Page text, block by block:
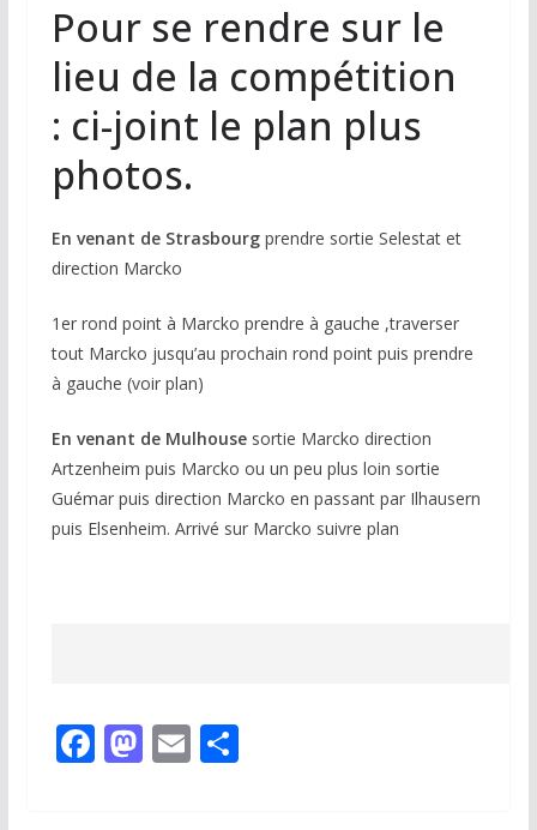
Pour se rendre sur le
lieu de la compétition
: ci-joint le plan plus
photos.
En venant de Strasbourgprendre sortie Selestat et
direction Marcko
1er rond point à Marcko prendre à gauche ,traverser
tout Marcko jusqu’au prochain rond point puis prendre
à gauche (voir plan)
En venant de Mulhousesortie Marcko direction
Artzenheim puis Marcko ou un peu plus loin sortie
Guémar puis direction Marcko en passant par Ilhausern
puis Elsenheim. Arrivé sur Marcko suivre plan
F
ac
M
as
E
m
P